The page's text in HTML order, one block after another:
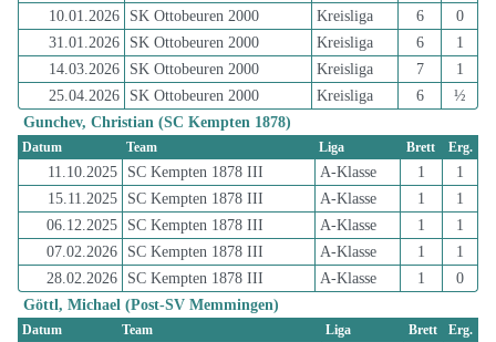
10.01.2026
SK Ottobeuren 2000 Kreisliga 6
0
31.01.2026
SK Ottobeuren 2000 Kreisliga 6
1
14.03.2026
SK Ottobeuren 2000 Kreisliga 7
1
25.04.2026
SK Ottobeuren 2000 Kreisliga 6
½
Gunchev, Christian (SC Kempten 1878)
Datum Team Liga Brett Erg.
11.10.2025 SC Kempten 1878 III A-Klasse 1
1
15.11.2025
SC Kempten 1878 III A-Klasse 1
1
06.12.2025
SC Kempten 1878 III A-Klasse 1
1
07.02.2026
SC Kempten 1878 III A-Klasse 1
1
28.02.2026
SC Kempten 1878 III A-Klasse 1
0
Göttl, Michael (Post-SV Memmingen)
Datum Team Liga Brett Erg.